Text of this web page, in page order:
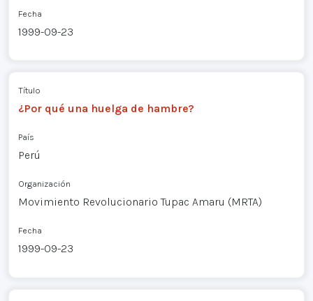
Fecha
1999-09-23
Título
¿Por qué una huelga de hambre?
País
Perú
Organización
Movimiento Revolucionario Tupac Amaru (MRTA)
Fecha
1999-09-23